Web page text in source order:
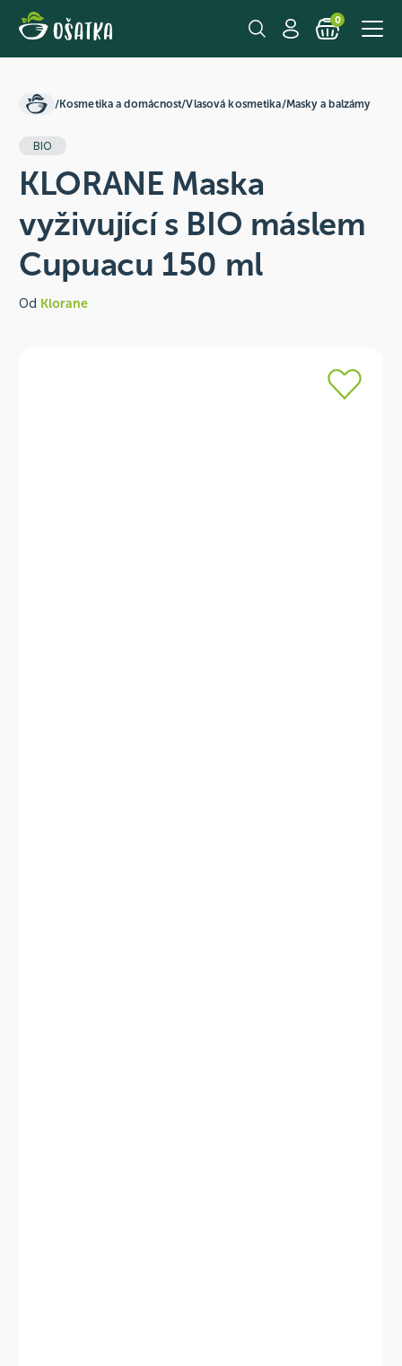
0
/Kosmetika a domácnost/Vlasová kosmetika/Masky a balzámy
BIO
KLORANE Maska
vyživující s BIO máslem
Cupuacu 150 ml
Od Klorane